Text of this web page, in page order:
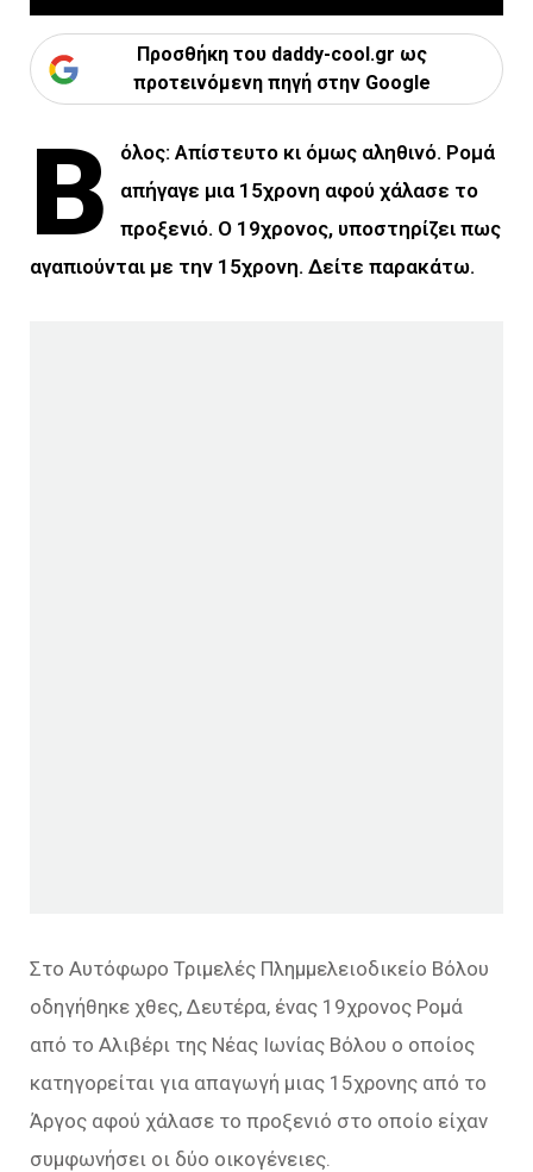
Προσθήκη του daddy-cool.gr ως
προτεινόμενη πηγή στην Google
Β
όλος: Απίστευτο κι όμως αληθινό. Ρομά
απήγαγε μια 15χρονη αφού χάλασε το
προξενιό. Ο 19χρονος, υποστηρίζει πως
αγαπιούνται με την 15χρονη. Δείτε παρακάτω.
Στο Αυτόφωρο Τριμελές Πλημμελειοδικείο Βόλου
οδηγήθηκε χθες, Δευτέρα, ένας 19χρονος Ρομά
από το Αλιβέρι της Νέας Ιωνίας Βόλου ο οποίος
κατηγορείται για απαγωγή μιας 15χρονης από το
Άργος αφού χάλασε το προξενιό στο οποίο είχαν
συμφωνήσει οι δύο οικογένειες.